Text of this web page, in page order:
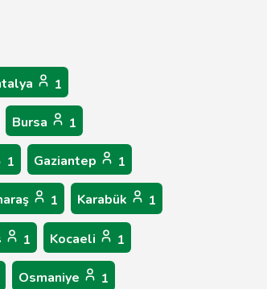
1
Bursa 1
1 Gaziantep 1
1 Karabük 1
1 Kocaeli 1
Osmaniye 1